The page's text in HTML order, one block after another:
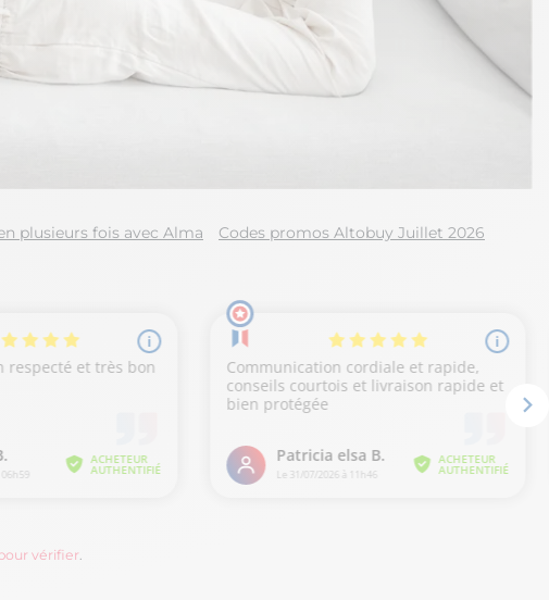
plusieurs fois avec Alma
Codes promos Altobuy Juillet 2026
vérifier